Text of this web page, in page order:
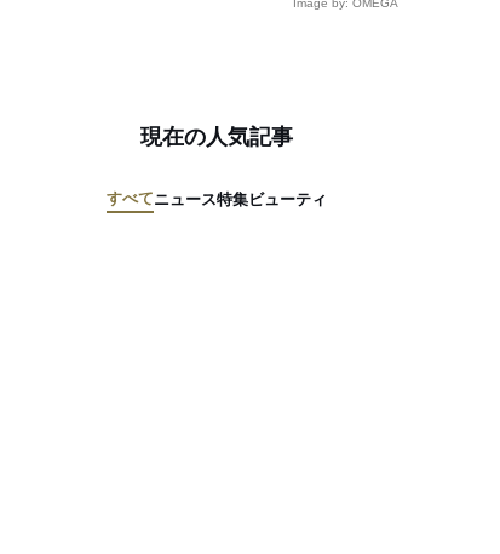
Image by: OMEGA
現在の人気記事
すべてニュース特集ビューティ